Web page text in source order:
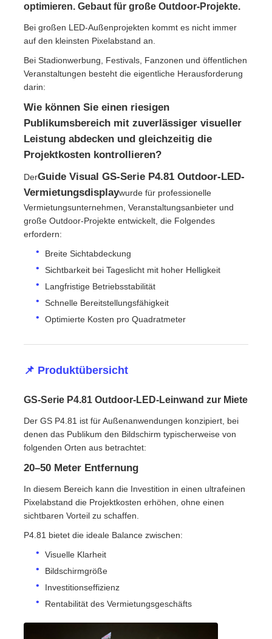
Zu Hause
Videos
VR Show
Werksbesichtigung
Kontakt
Nachrichten
Angebot anfordern
LED-Videowand-Display
Schirm des Konzert-LED
Vermietung von LED-Bildschirmen
COB -LED -Videowand
Transparentes LED -Display
optimieren. Gebaut für große Outdoor-Projekte.
Bei großen LED-Außenprojekten kommt es nicht immer
auf den kleinsten Pixelabstand an.
Bei Stadionwerbung, Festivals, Fanzonen und öffentlichen
Veranstaltungen besteht die eigentliche Herausforderung
darin:
Wie können Sie einen riesigen
Publikumsbereich mit zuverlässiger visueller
Leistung abdecken und gleichzeitig die
Projektkosten kontrollieren?
DerGuide Visual GS-Serie P4.81 Outdoor-LED-
Vermietungsdisplaywurde für professionelle
Vermietungsunternehmen, Veranstaltungsanbieter und
große Outdoor-Projekte entwickelt, die Folgendes
erfordern:
Breite Sichtabdeckung
Sichtbarkeit bei Tageslicht mit hoher Helligkeit
Langfristige Betriebsstabilität
Schnelle Bereitstellungsfähigkeit
Optimierte Kosten pro Quadratmeter
📌 Produktübersicht
GS-Serie P4.81 Outdoor-LED-Leinwand zur Miete
Der GS P4.81 ist für Außenanwendungen konzipiert, bei
denen das Publikum den Bildschirm typischerweise von
folgenden Orten aus betrachtet:
20–50 Meter Entfernung
In diesem Bereich kann die Investition in einen ultrafeinen
Pixelabstand die Projektkosten erhöhen, ohne einen
sichtbaren Vorteil zu schaffen.
P4.81 bietet die ideale Balance zwischen:
Visuelle Klarheit
Bildschirmgröße
Investitionseffizienz
Rentabilität des Vermietungsgeschäfts